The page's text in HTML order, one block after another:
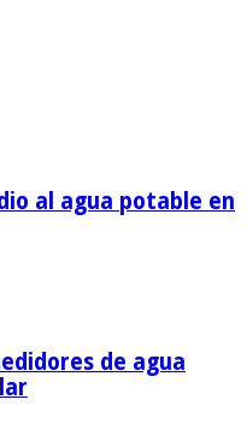
al agua potable en
de agua